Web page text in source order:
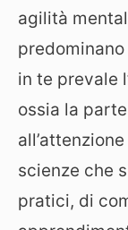
agilità
in te prevale
ossia la
scienze che
pratici, di